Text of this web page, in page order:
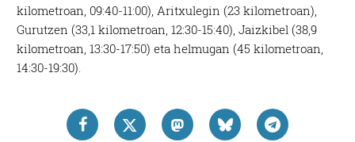
kilometroan, 09:40-11:00), Aritxulegin (23 kilometroan),
Gurutzen (33,1 kilometroan, 12:30-15:40), Jaizkibel (38,9
kilometroan, 13:30-17:50) eta helmugan (45 kilometroan,
14:30-19:30).